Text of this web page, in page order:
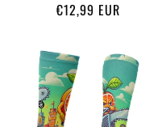
Prix
€12,99 EUR